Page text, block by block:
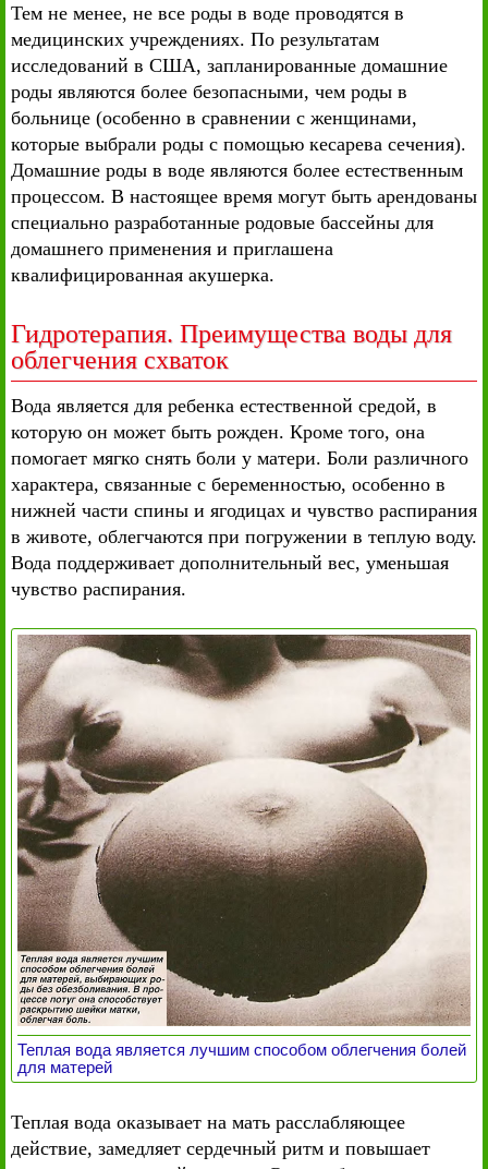
Тем не менее, не все роды в воде проводятся в
медицинских учреждениях. По результатам
исследований в США, запланированные домашние
роды являются более безопасными, чем роды в
больнице (особенно в сравнении с женщинами,
которые выбрали роды с помощью кесарева сечения).
Домашние роды в воде являются более естественным
процессом. В настоящее время могут быть арендованы
специально разработанные родовые бассейны для
домашнего применения и приглашена
квалифицированная акушерка.
Гидротерапия. Преимущества воды для
облегчения схваток
Вода является для ребенка естественной средой, в
которую он может быть рожден. Кроме того, она
помогает мягко снять боли у матери. Боли различного
характера, связанные с беременностью, особенно в
нижней части спины и ягодицах и чувство распирания
в животе, облегчаются при погружении в теплую воду.
Вода поддерживает дополнительный вес, уменьшая
чувство распирания.
Теплая вода является лучшим способом облегчения болей
для матерей
Теплая вода оказывает на мать расслабляющее
действие, замедляет сердечный ритм и повышает